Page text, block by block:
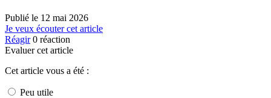
Publié le 12 mai 2026
Je veux écouter cet article
Réagir 0 réaction
Evaluer cet article
Cet article vous a été :
Peu utile